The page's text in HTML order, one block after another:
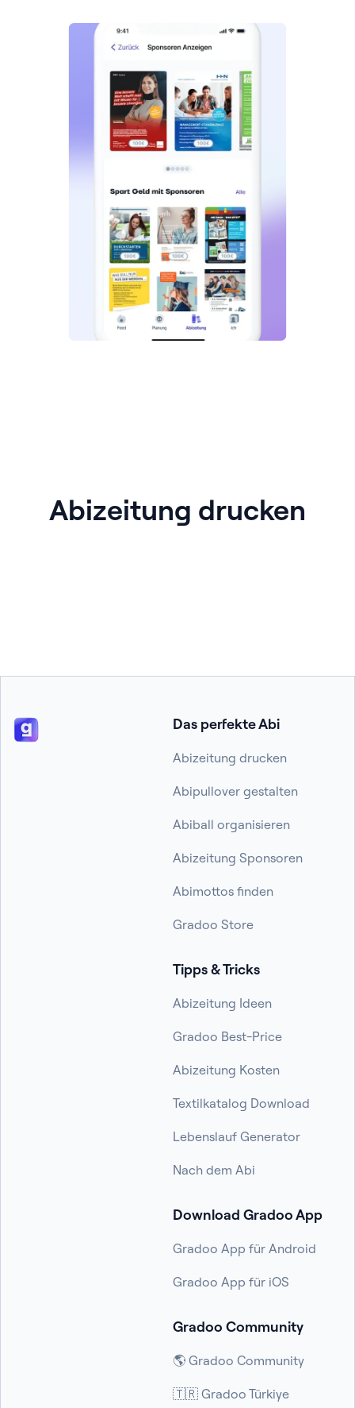
Abizeitung drucken
Das perfekte Abi
Abizeitung drucken
Abipullover gestalten
Abiball organisieren
Abizeitung Sponsoren
Abimottos finden
Gradoo Store
Download Gradoo App
Gradoo App für Android
Gradoo App für iOS
Tipps & Tricks
Abizeitung Ideen
Gradoo Best-Price
Abizeitung Kosten
Textilkatalog Download
Lebenslauf Generator
Nach dem Abi
Gradoo Community
🌎 Gradoo Community
🇹🇷 Gradoo Türkiye